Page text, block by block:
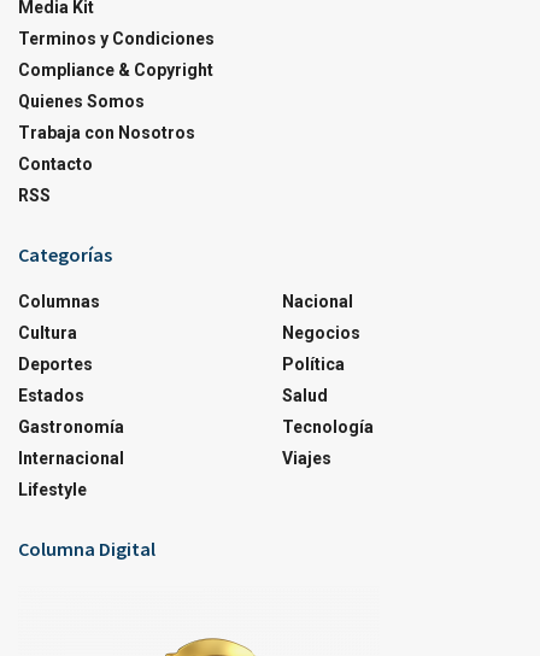
Media Kit
Terminos y Condiciones
Compliance & Copyright
Quienes Somos
Trabaja con Nosotros
Contacto
RSS
Categorías
Columnas
Cultura
Deportes
Estados
Gastronomía
Internacional
Lifestyle
Nacional
Negocios
Política
Salud
Tecnología
Viajes
Columna Digital